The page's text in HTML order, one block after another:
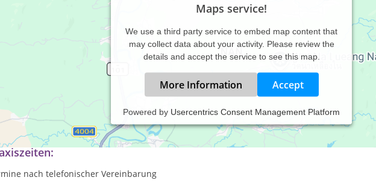
Maps service!
We use a third party service to embed map content that
may collect data about your activity. Please review the
details and accept the service to see this map.
More Information Accept
Powered by Usercentrics Consent Management Platform
für Psychotherapie, Paarberatung, Coaching und Energieverfahren in München
nach telefonischer Vereinbarung